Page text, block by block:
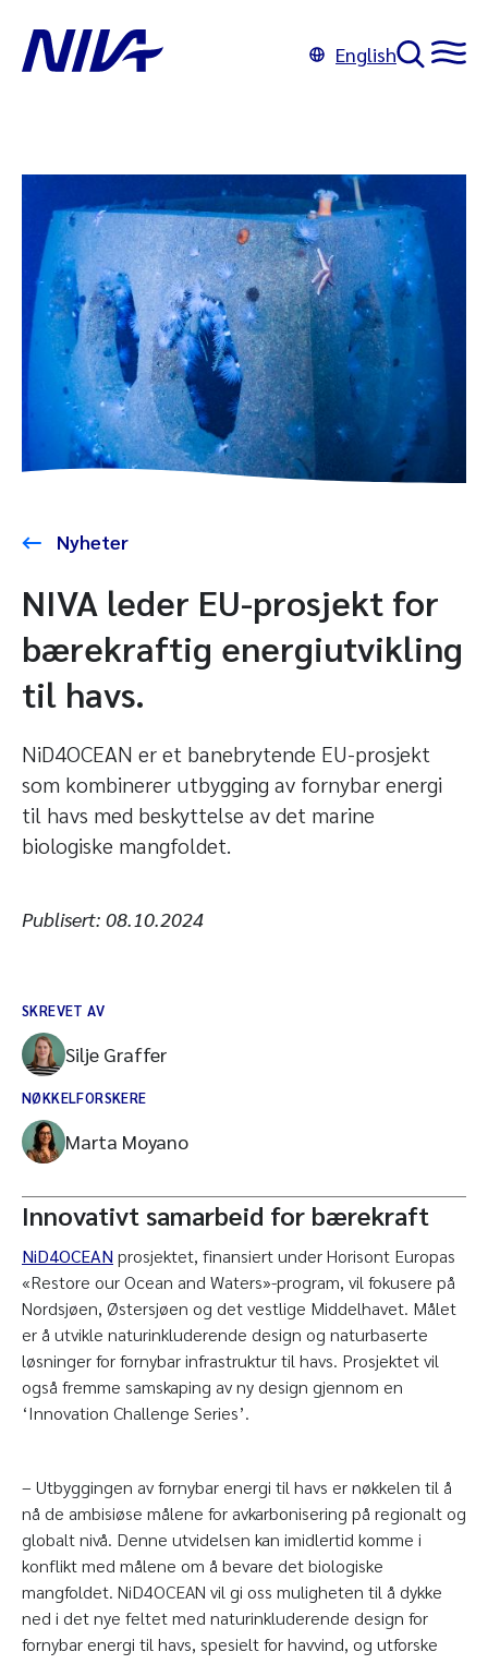
English
Nyheter
NIVA leder EU-prosjekt for
bærekraftig energiutvikling
til havs.
NiD4OCEAN er et banebrytende EU-prosjekt
som kombinerer utbygging av fornybar energi
til havs med beskyttelse av det marine
biologiske mangfoldet.
Publisert: 08.10.2024
SKREVET AV
Silje Graffer
NØKKELFORSKERE
Marta Moyano
Innovativt samarbeid for bærekraft
NiD4OCEAN prosjektet, finansiert under Horisont Europas
«Restore our Ocean and Waters»-program, vil fokusere på
Nordsjøen, Østersjøen og det vestlige Middelhavet. Målet
er å utvikle naturinkluderende design og naturbaserte
løsninger for fornybar infrastruktur til havs. Prosjektet vil
også fremme samskaping av ny design gjennom en
‘Innovation Challenge Series’.
– Utbyggingen av fornybar energi til havs er nøkkelen til å
nå de ambisiøse målene for avkarbonisering på regionalt og
globalt nivå. Denne utvidelsen kan imidlertid komme i
konflikt med målene om å bevare det biologiske
mangfoldet. NiD4OCEAN vil gi oss muligheten til å dykke
ned i det nye feltet med naturinkluderende design for
fornybar energi til havs, spesielt for havvind, og utforske